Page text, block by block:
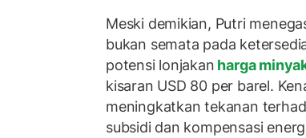
Meski demikian, Putri
bukan semata pada
potensi lonjakan harga
kisaran USD 80 per barel.
meningkatkan tekanan
subsidi dan kompensasi